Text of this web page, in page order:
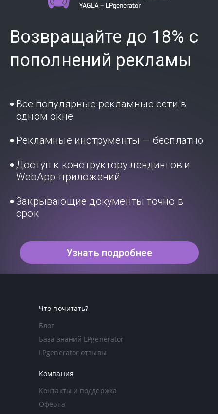
Возвращайте до 18% с
пополнений рекламы
Все популярные рекламные сети в
одном окне
Рекламные инструменты — бесплатно
Доступ к конструктору лендингов и
WebApp-приложений
Закрывающие документы точно в
срок
Узнать подробнее
Что почитать?
Блог
База знаний LPgenerator
LPgenerator отзывы
Компания
Контакты и поддержка
Оферта